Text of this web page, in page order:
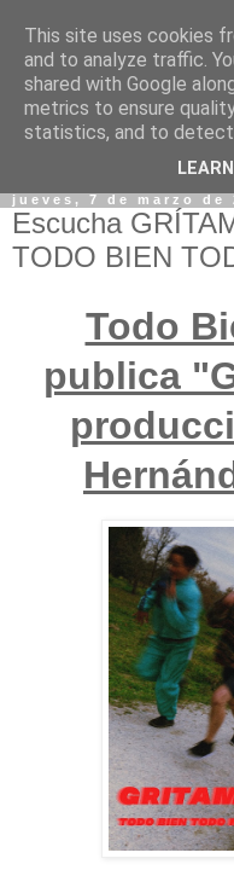
jueves, 7 de marzo de
Escucha
TODO BIEN
Todo
publica
This site uses cookies
and to analyze traffic.
shared with Google
metrics to ensure
statistics, and to detect